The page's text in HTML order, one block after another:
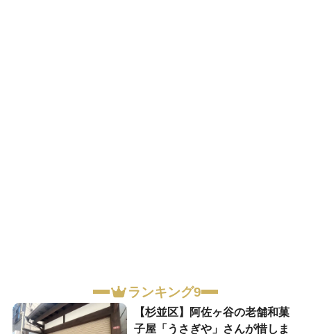
ランキング9
【杉並区】阿佐ヶ谷の老舗和菓
子屋「うさぎや」さんが惜しま